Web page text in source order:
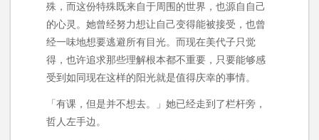
殊，而这份特殊既来自于周围的世界，也源自自己
的心灵。她曾经努力想让自己变得能被接受，也曾
经一味地想要逃避所有目光。而现在美代子只觉
得，也许追求那些理解根本都不重要，只要能够感
受到如同现在这样的阳光就是值得庆幸的事情。
「有课，但是并不想去。」她已经走到了栏杆旁，
哲人左手边。